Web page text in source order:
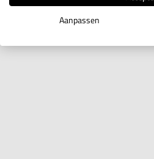
Aanpassen